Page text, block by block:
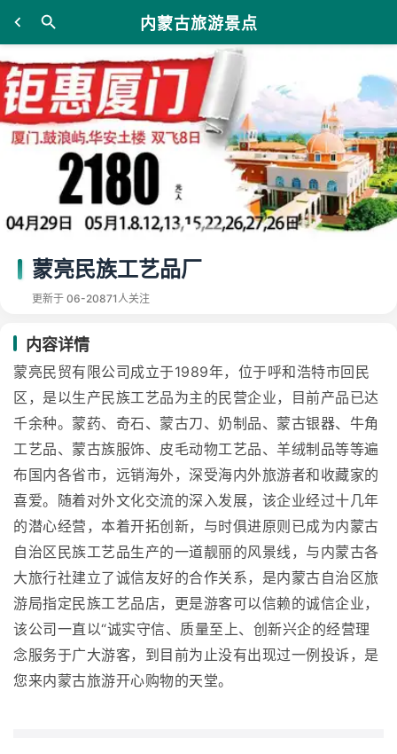
内蒙古旅游景点
蒙亮民族工艺品厂
更新于 06-20871人关注
内容详情
蒙亮民贸有限公司成立于1989年，位于呼和浩特市回民
区，是以生产民族工艺品为主的民营企业，目前产品已达
千余种。蒙药、奇石、蒙古刀、奶制品、蒙古银器、牛角
工艺品、蒙古族服饰、皮毛动物工艺品、羊绒制品等等遍
布国内各省市，远销海外，深受海内外旅游者和收藏家的
喜爱。随着对外文化交流的深入发展，该企业经过十几年
的潜心经营，本着开拓创新，与时俱进原则已成为内蒙古
自治区民族工艺品生产的一道靓丽的风景线，与内蒙古各
大旅行社建立了诚信友好的合作关系，是内蒙古自治区旅
游局指定民族工艺品店，更是游客可以信赖的诚信企业，
该公司一直以“诚实守信、质量至上、创新兴企的经营理
念服务于广大游客，到目前为止没有出现过一例投诉，是
您来内蒙古旅游开心购物的天堂。